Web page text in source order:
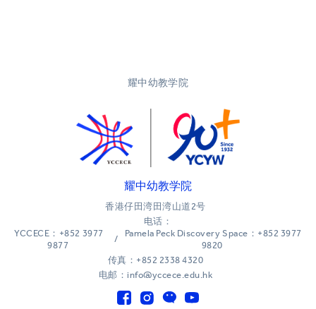
耀中幼教学院
耀中幼教学院
香港仔田湾田湾山道2号
电话：
YCCECE：+852 3977
9877
/
Pamela Peck Discovery Space：+852 3977
9820
传真：+852 2338 4320
电邮：info@yccece.edu.hk